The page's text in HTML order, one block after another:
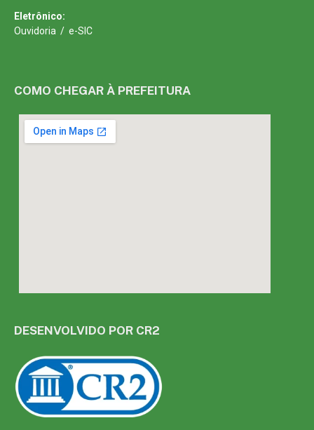
Eletrônico:
Ouvidoria / e-SIC
COMO CHEGAR À PREFEITURA
DESENVOLVIDO POR CR2